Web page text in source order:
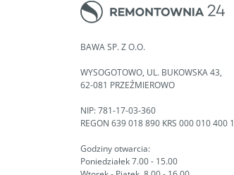
BAWA SP. Z O.O.
WYSOGOTOWO, UL. BUKOWSKA 43,
62-081 PRZEŹMIEROWO
NIP: 781-17-03-360
REGON 639 018 890 KRS 000 010 400 1
Godziny otwarcia:
Poniedziałek 7.00 - 15.00